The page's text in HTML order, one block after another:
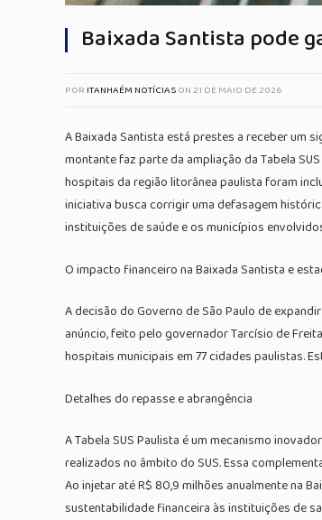
Baixada Santista pode
POR ITANHAÉM NOTÍCIASON21 DE MAIO DE 2026
A Baixada Santista está prestes a receber um
montante faz parte da ampliação da Tabela
hospitais da região litorânea paulista foram
iniciativa busca corrigir uma defasagem
instituições de saúde e os municípios
O impacto financeiro na Baixada Santista e
A decisão do Governo de São Paulo de
anúncio, feito pelo governador Tarcísio de
hospitais municipais em 77 cidades paulistas.
Detalhes do repasse e abrangência
A Tabela SUS Paulista é um mecanismo
realizados no âmbito do SUS. Essa
Ao injetar até R$ 80,9 milhões anualmente na
sustentabilidade financeira às instituições de